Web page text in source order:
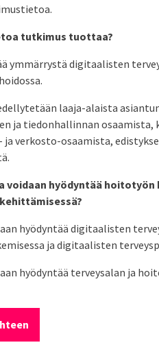
tutkimus tuottaa?
ymmärrystä digitaalisten
laaja-alaista
ja tiedonhallinnan
ja verkosto-osaamista,
voidaan hyödyntää
hyödyntää digitaalisten
ja digitaalisten
hyödyntää terveysalan ja